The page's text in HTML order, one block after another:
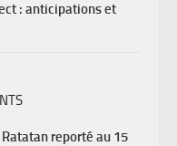
: anticipations et
Ratatan reporté au 15